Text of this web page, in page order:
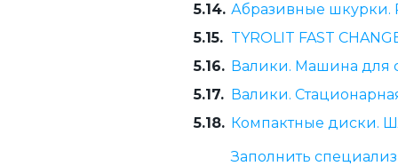
5.14. Абразивные
5.15. TYROLIT FAST
5.16. Валики. Машина для
5.17. Валики.
5.18. Компактные диски.
Заполнить